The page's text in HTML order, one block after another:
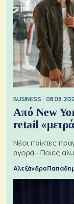
BUSINESS
Από New
retail
Νέοι παίκτες
αγορά - Ποιες
Αλεξάνδρα